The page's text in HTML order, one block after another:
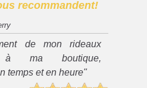
recommandent!
de mon rideaux
à ma boutique,
temps et en heure"